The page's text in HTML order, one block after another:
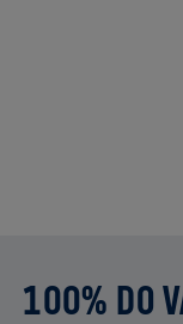
100% DO